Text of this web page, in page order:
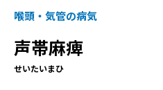
喉頭・気管の病気
声帯麻痺
せいたいまひ